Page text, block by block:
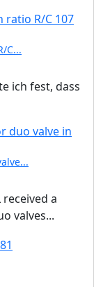
C...
ich fest, dass
a
valves...